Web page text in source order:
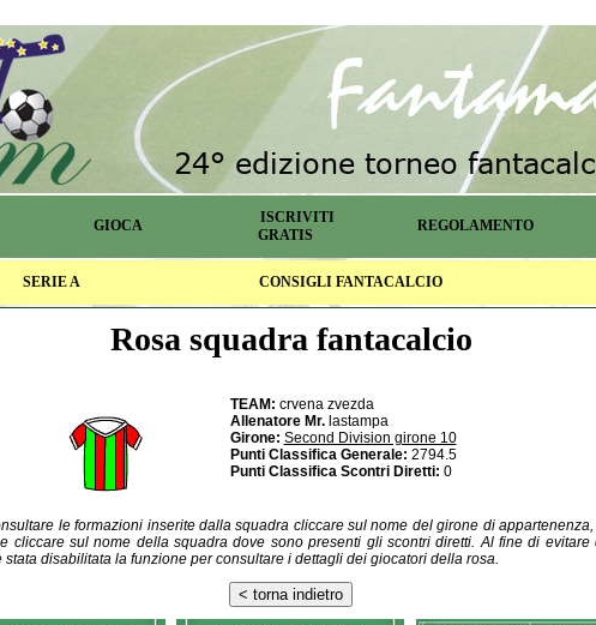
GIOCA
ISCRIVITI
GRATIS
REGOLAMENTO
SERIE A CONSIGLI FANTACALCIO
Rosa squadra fantacalcio
TEAM: crvena zvezda
Allenatore Mr. lastampa
Girone: Second Division girone 10
Punti Classifica Generale: 2794.5
Punti Classifica Scontri Diretti: 0
le formazioni inserite dalla squadra cliccare sul nome del girone di
cliccare sul nome della squadra dove sono presenti gli scontri diretti. Al fine di evitare
stata disabilitata la funzione per consultare i dettagli dei giocatori della rosa.